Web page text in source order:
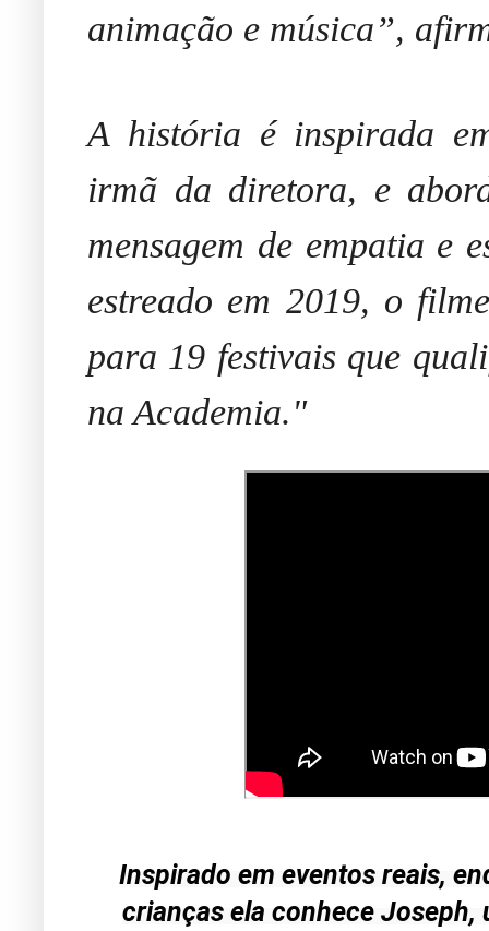
animação e música”,
A história é inspirada
irmã da diretora, e
mensagem de empatia e
estreado em 2019, o
para 19 festivais que
na Academia."
Inspirado em eventos reais,
crianças ela conhece